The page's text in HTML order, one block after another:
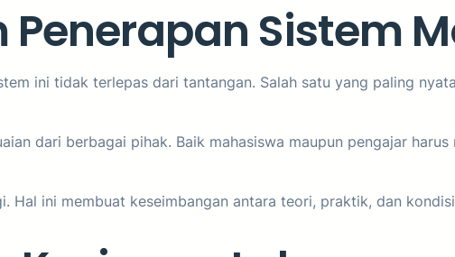
Sistem
ini tidak terlepas dari tantangan. Salah satu yang paling
dari berbagai pihak. Baik mahasiswa maupun pengajar
Hal ini membuat keseimbangan antara teori, praktik, dan